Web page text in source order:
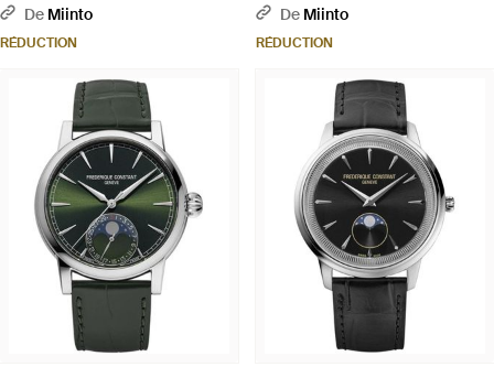
De Miinto
RÉDUCTION
De Miinto
RÉDUCTION